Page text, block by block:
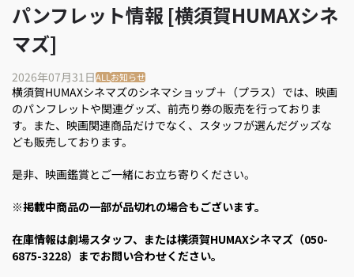
パンフレット情報 [横須賀HUMAXシネ
マズ]
2026年07月31日ALLお知らせ
横須賀HUMAXシネマズのシネマショップ＋（プラス）では、映画
のパンフレットや関連グッズ、前売り券の販売を行っておりま
す。また、映画関連商品だけでなく、スタッフが選んだグッズな
ども販売しております。
是非、映画鑑賞とご一緒にお立ち寄りください。
※掲載中商品の一部が品切れの場合もございます。
在庫情報は劇場スタッフ、または横須賀HUMAXシネマズ（050-
6875-3228）までお問い合わせください。